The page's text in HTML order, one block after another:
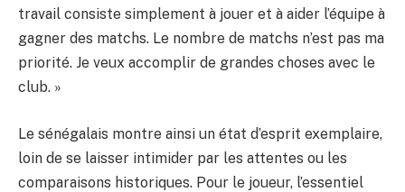
travail consiste simplement à jouer et à aider l’équipe à
gagner des matchs. Le nombre de matchs n’est pas ma
priorité. Je veux accomplir de grandes choses avec le
club. »
Le sénégalais montre ainsi un état d’esprit exemplaire,
loin de se laisser intimider par les attentes ou les
comparaisons historiques. Pour le joueur, l’essentiel